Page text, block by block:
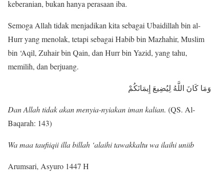
keberanian, bukan hanya perasaan iba.
Semoga Allah tidak menjadikan kita sebagai Ubaidillah bin al-
Hurr yang menolak, tetapi sebagai Habib bin Mazhahir, Muslim
bin ‘Aqil, Zuhair bin Qain, dan Hurr bin Yazid, yang tahu,
memilih, dan berjuang.
وَمَا كَانَ اللَّهُ لِيُضِيعَ إِيمَانَكُمْ
Dan Allah tidak akan menyia-nyiakan iman kalian. (QS. Al-
Baqarah: 143)
Wa maa taufiiqii illa billah ‘alaihi tawakkaltu wa ilaihi uniib
Arumsari, Asyuro 1447 H